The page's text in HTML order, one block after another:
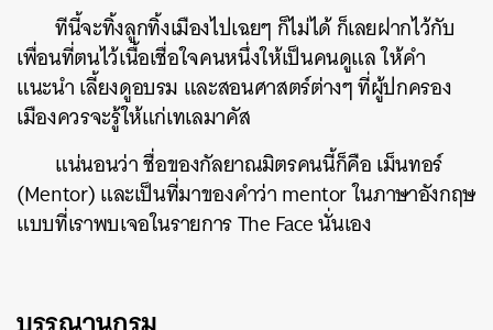
ทีนี้จะทิ้งลูกทิ้งเมืองไปเฉยๆ ก็ไม่ได้ ก็เลยฝากไว้กับ
เพื่อนที่ตนไว้เนื้อเชื่อใจคนหนึ่งให้เป็นคนดูแล ให้คำ
แนะนำ เลี้ยงดูอบรม และสอนศาสตร์ต่างๆ ที่ผู้ปกครอง
เมืองควรจะรู้ให้แก่เทเลมาคัส
แน่นอนว่า ชื่อของกัลยาณมิตรคนนี้ก็คือ เม็นทอร์
(Mentor) และเป็นที่มาของคำว่า mentor ในภาษาอังกฤษ
แบบที่เราพบเจอในรายการ The Face นั่นเอง
ค้นหา
SHARE TWEET LINE EMAIL